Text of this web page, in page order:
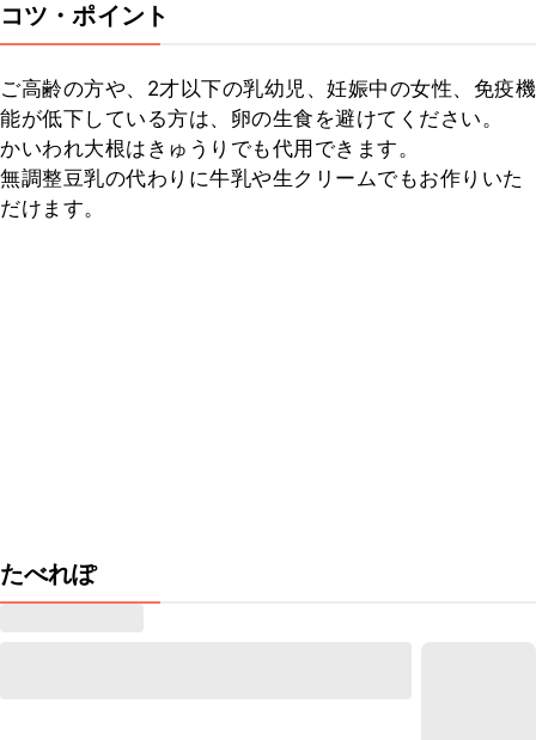
コツ・ポイント
ご高齢の方や、2才以下の乳幼児、妊娠中の女性、免疫機
能が低下している方は、卵の生食を避けてください。
かいわれ大根はきゅうりでも代用できます。
無調整豆乳の代わりに牛乳や生クリームでもお作りいた
だけます。
たべれぽ